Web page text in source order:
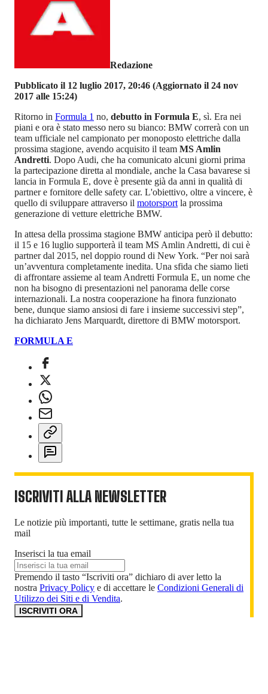
Redazione
Pubblicato il 12 luglio 2017, 20:46 (Aggiornato il 24 nov
2017 alle 15:24)
Ritorno in Formula 1 no, debutto in Formula E, sì. Era nei
piani e ora è stato messo nero su bianco: BMW correrà con un
team ufficiale nel campionato per monoposto elettriche dalla
prossima stagione, avendo acquisito il team MS Amlin
Andretti. Dopo Audi, che ha comunicato alcuni giorni prima
la partecipazione diretta al mondiale, anche la Casa bavarese si
lancia in Formula E, dove è presente già da anni in qualità di
partner e fornitore delle safety car. L'obiettivo, oltre a vincere, è
quello di sviluppare attraverso il motorsport la prossima
generazione di vetture elettriche BMW.
In attesa della prossima stagione BMW anticipa però il debutto:
il 15 e 16 luglio supporterà il team MS Amlin Andretti, di cui è
partner dal 2015, nel doppio round di New York. “Per noi sarà
un’avventura completamente inedita. Una sfida che siamo lieti
di affrontare assieme al team Andretti Formula E, un nome che
non ha bisogno di presentazioni nel panorama delle corse
internazionali. La nostra cooperazione ha finora funzionato
bene, dunque siamo ansiosi di fare i insieme successivi step”,
ha dichiarato Jens Marquardt, direttore di BMW motorsport.
FORMULA E
ISCRIVITI ALLA NEWSLETTER
Le notizie più importanti, tutte le settimane, gratis nella tua
mail
Inserisci la tua email
Premendo il tasto “Iscriviti ora” dichiaro di aver letto la
nostra Privacy Policy e di accettare le Condizioni Generali di
Utilizzo dei Siti e di Vendita.
ISCRIVITI ORA